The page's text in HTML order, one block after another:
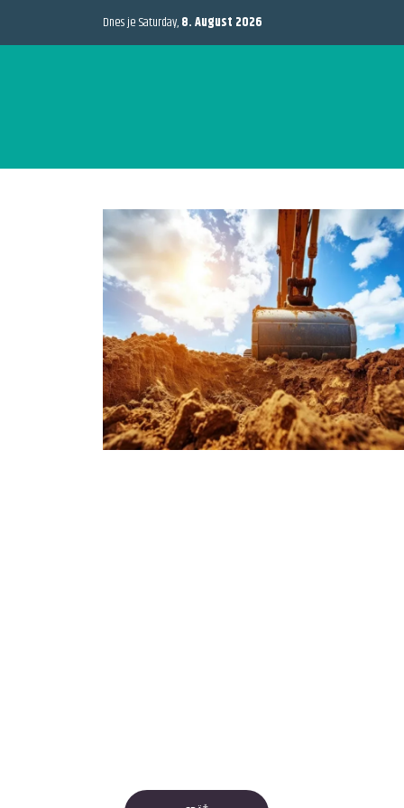
Dnes je Saturday,8. August 2026